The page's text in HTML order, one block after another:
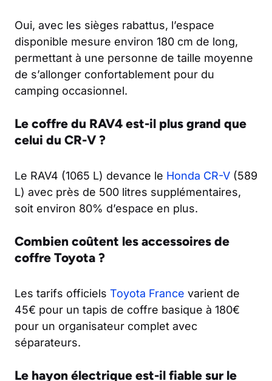
Oui, avec les sièges rabattus, l’espace
disponible mesure environ 180 cm de long,
permettant à une personne de taille moyenne
de s’allonger confortablement pour du
camping occasionnel.
Le coffre du RAV4 est-il plus grand que
celui du CR-V ?
Le RAV4 (1065 L) devance le Honda CR-V (589
L) avec près de 500 litres supplémentaires,
soit environ 80% d’espace en plus.
Combien coûtent les accessoires de
coffre Toyota ?
Les tarifs officiels Toyota France varient de
45€ pour un tapis de coffre basique à 180€
pour un organisateur complet avec
séparateurs.
Le hayon électrique est-il fiable sur le